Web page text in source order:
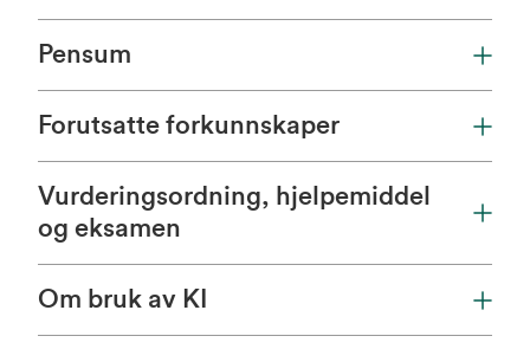
Pensum
Forutsatte forkunnskaper
Vurderingsordning, hjelpemiddel
og eksamen
Om bruk av KI